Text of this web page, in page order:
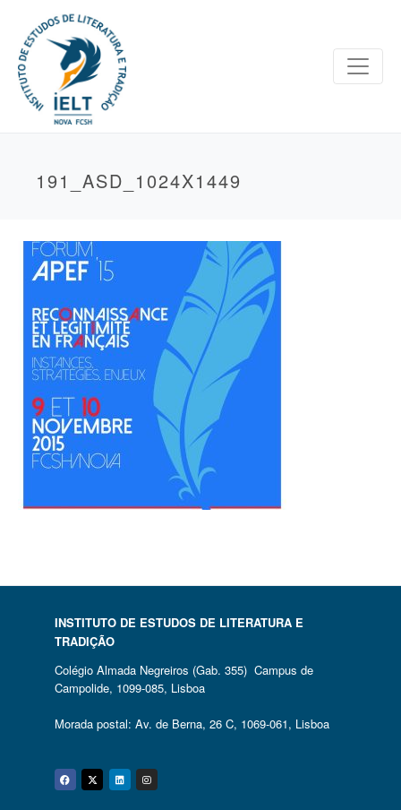
191_ASD_1024X1449
INSTITUTO DE ESTUDOS DE LITERATURA E
TRADIÇÃO
Colégio Almada Negreiros (Gab. 355) Campus de
Campolide, 1099-085, Lisboa
Morada postal: Av. de Berna, 26 C, 1069-061, Lisboa
Facebook
Twitter
Linkedin
Instagram